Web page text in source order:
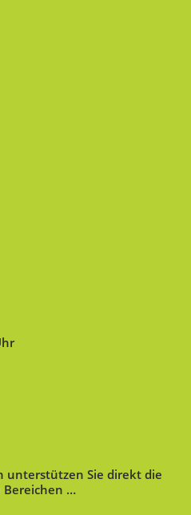
unterstützen Sie direkt die
Bereichen …